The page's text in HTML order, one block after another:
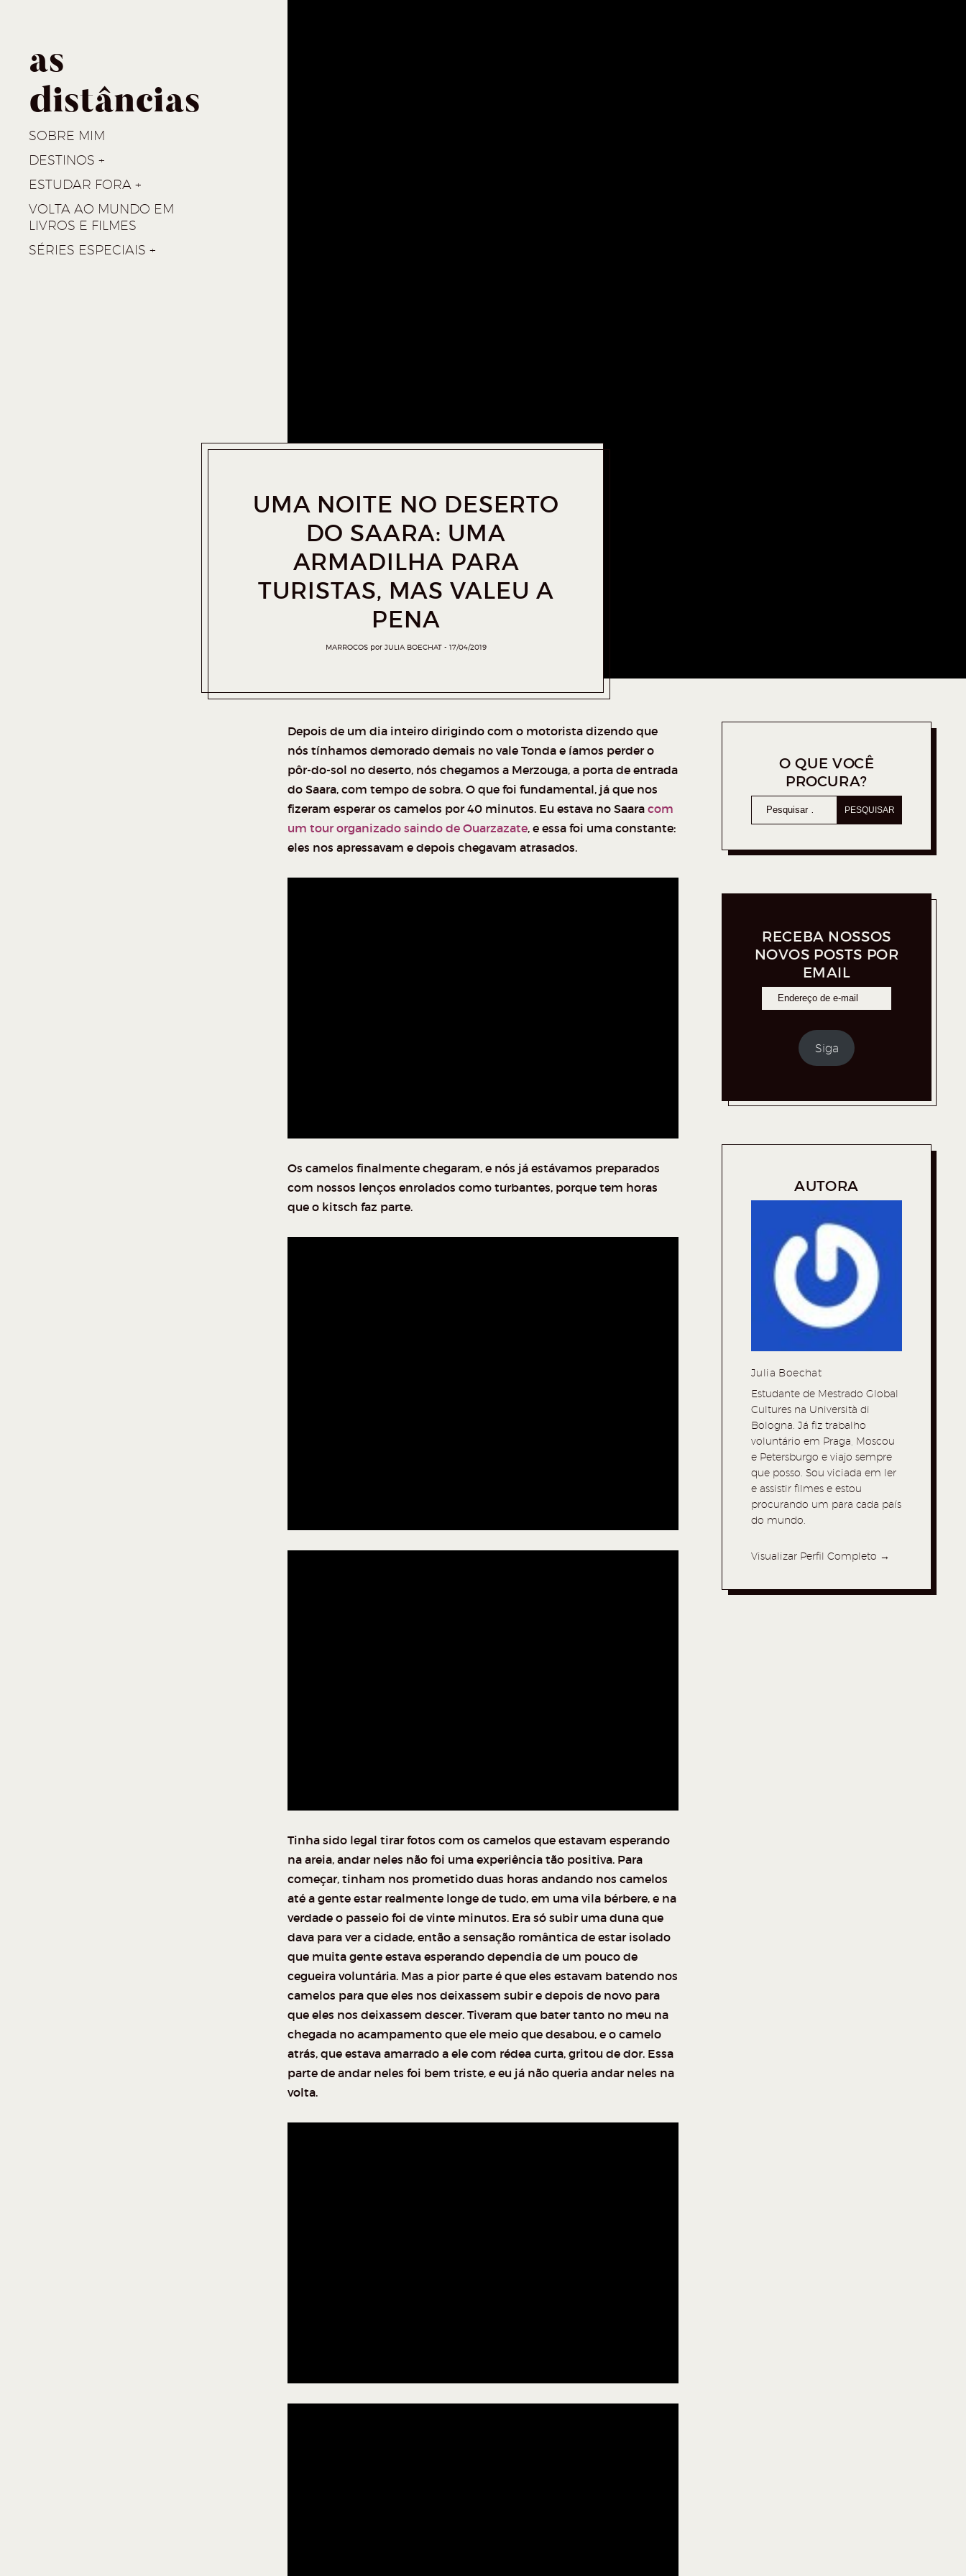
as
distâncias
SOBRE MIM
DESTINOS
ESTUDAR FORA
VOLTA AO MUNDO EM
LIVROS E FILMES
SÉRIES ESPECIAIS
UMA NOITE NO DESERTO
DO SAARA: UMA
ARMADILHA PARA
TURISTAS, MAS VALEU A
PENA
MARROCOS por JULIA BOECHAT 17/04/2019
Depois de um dia inteiro dirigindo com o motorista dizendo que
nós tínhamos demorado demais no vale Tonda e íamos perder o
pôr-do-sol no deserto, nós chegamos a Merzouga, a porta de entrada
do Saara, com tempo de sobra. O que foi fundamental, já que nos
fizeram esperar os camelos por 40 minutos. Eu estava no Saara com
um tour organizado saindo de Ouarzazate, e essa foi uma constante:
eles nos apressavam e depois chegavam atrasados.
Os camelos finalmente chegaram, e nós já estávamos preparados
com nossos lenços enrolados como turbantes, porque tem horas
que o kitsch faz parte.
Tinha sido legal tirar fotos com os camelos que estavam esperando
na areia, andar neles não foi uma experiência tão positiva. Para
começar, tinham nos prometido duas horas andando nos camelos
até a gente estar realmente longe de tudo, em uma vila bérbere, e na
verdade o passeio foi de vinte minutos. Era só subir uma duna que
dava para ver a cidade, então a sensação romântica de estar isolado
que muita gente estava esperando dependia de um pouco de
cegueira voluntária. Mas a pior parte é que eles estavam batendo nos
camelos para que eles nos deixassem subir e depois de novo para
que eles nos deixassem descer. Tiveram que bater tanto no meu na
chegada no acampamento que ele meio que desabou, e o camelo
atrás, que estava amarrado a ele com rédea curta, gritou de dor. Essa
parte de andar neles foi bem triste, e eu já não queria andar neles na
volta.
O QUE VOCÊ
PROCURA?
RECEBA NOSSOS
NOVOS POSTS POR
EMAIL
Siga
AUTORA
Julia Boechat
Estudante de Mestrado Global
Cultures na Università di
Bologna. Já fiz trabalho
voluntário em Praga, Moscou
e Petersburgo e viajo sempre
que posso. Sou viciada em ler
e assistir filmes e estou
procurando um para cada país
do mundo.
Visualizar Perfil Completo →